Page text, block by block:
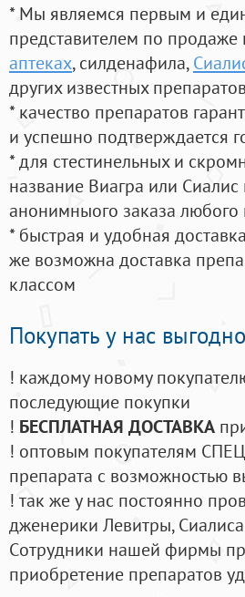
* Мы являемся первым и
представителем по
аптеках, силденафила,
других известных препаратов
* качество препаратов
и успешно подтверждается
* для стестинельных и
название Виагра или
анонимныого заказа
* быстрая и удобная
же возможна доставка
классом
Покупать у нас выгодно
! каждому новому
последующие покупки
! БЕСПЛАТНАЯ ДОСТАВКА
! оптовым покупателям
препарата с возможностью
! так же у нас постоянно
дженерики Левитры,
Cотрудники нашей фирмы
приобретение препаратов